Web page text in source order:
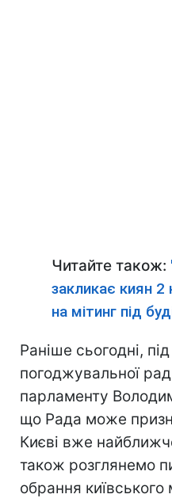
Читайте також:
закликає киян 2
на мітинг під
Раніше сьогодні,
погоджувальної
парламенту
що Рада може
Києві вже
також розглянемо
обрання київського